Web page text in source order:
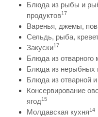
Блюда из рыбы и
продуктов17
Варенья, джемы,
Сельдь, рыба,
Закуски17
Блюда из отварного
Блюда из нерыбных
Блюда из отварной
Консервирование
ягод15
Молдавская кухня14